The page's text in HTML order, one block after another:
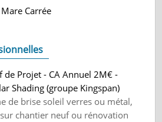
Carrée
de Projet - CA Annuel 2M€ -
Shading (groupe Kingspan)
de brise soleil verres ou métal,
chantier neuf ou rénovation